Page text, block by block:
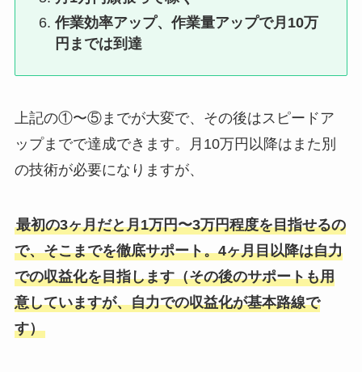
作業効率アップ、作業量アップで月10万
円までは到達
上記の①〜⑤までが大変で、その後はスピードア
ップまでで達成できます。月10万円以降はまた別
の技術が必要になりますが、
最初の3ヶ月だと月1万円〜3万円程度を目指せるの
で、そこまでを徹底サポート。4ヶ月目以降は自力
での収益化を目指します（その後のサポートも用
意していますが、自力での収益化が基本路線で
す）